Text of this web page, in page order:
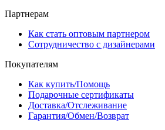
Партнерам
Как стать оптовым партнером
Сотрудничество с дизайнерами
Покупателям
Как купить/Помощь
Подарочные сертификаты
Доставка/Отслеживание
Гарантия/Обмен/Возврат